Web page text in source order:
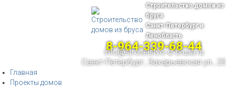
Строительство домов из
бруса
Санкт-Петербург и
Ленобласть
8-964-339-68-44
info@stroitelstvo-iz-brusa.ru
Санкт-Петербург, Захарьевская ул., 25
Главная
Проекты домов